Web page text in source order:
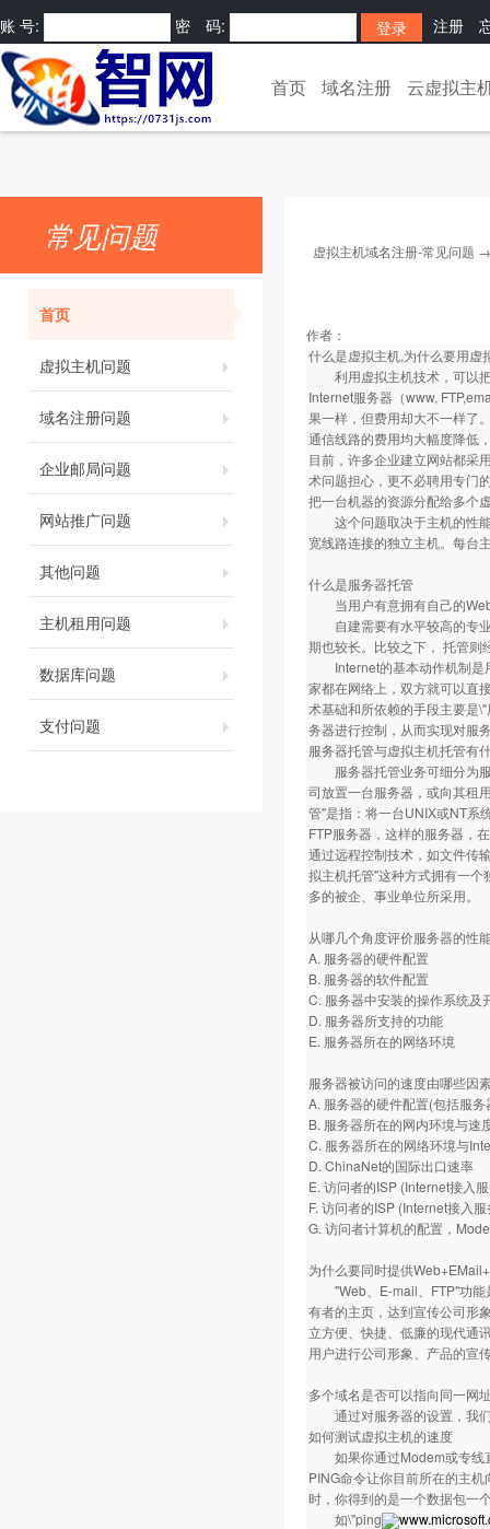
账 号: 密 码: 注册
[] 首页 域名注册 云虚拟主
常见问题
首页
虚拟主机问题
域名注册问题
企业邮局问题
网站推广问题
其他问题
主机租用问题
数据库问题
支付问题
虚拟主机域名注册-常见问题
作者：
什么是虚拟主机,为什么要用虚
利用虚拟主机技术，可以把
Internet服务器（www,
果一样，但费用却大不一样了
通信线路的费用均大幅度降低
目前，许多企业建立网站都采
术问题担心，更不必聘用专门
把一台机器的资源分配给多个
这个问题取决于主机的性能
宽线路连接的独立主机。每台
什么是服务器托管
当用户有意拥有自己的Web
自建需要有水平较高的专业
期也较长。比较之下， 托管则
Internet的基本动作机制是
家都在网络上，双方就可以直
术基础和所依赖的手段主要是
务器进行控制，从而实现对服
服务器托管与虚拟主机托管有
服务器托管业务可细分为服
司放置一台服务器，或向其租
管"是指：将一台UNIX或NT系
FTP服务器，这样的服务器，
通过远程控制技术，如文件传
拟主机托管"这种方式拥有一
多的被企、事业单位所采用。
从哪几个角度评价服务器的性
A. 服务器的硬件配置
B. 服务器的软件配置
C. 服务器中安装的操作系统及
D. 服务器所支持的功能
E. 服务器所在的网络环境
服务器被访问的速度由哪些因
A. 服务器的硬件配置(包括服
B. 服务器所在的网内环境与速
C. 服务器所在的网络环境与
D. ChinaNet的国际出口速率
E. 访问者的ISP (Internet接入
F. 访问者的ISP (Internet接入
G. 访问者计算机的配置，
为什么要同时提供
"Web、E-mail、FTP"功能
有者的主页，达到宣传公司形
立方便、快捷、低廉的现代通
用户进行公司形象、产品的宣
多个域名是否可以指向同一网
通过对服务器的设置，我们
如何测试虚拟主机的速度
如果你通过Modem或专线
PING命令让你目前所在的主
时，你得到的是一个数据包一
如\"ping